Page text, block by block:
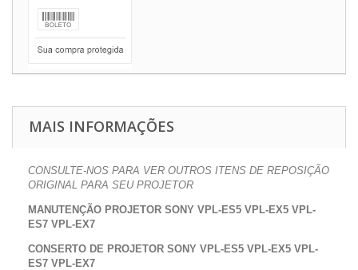
MAIS INFORMAÇÕES
CONSULTE-NOS PARA VER OUTROS ITENS DE REPOSIÇÃO
ORIGINAL PARA SEU PROJETOR
MANUTENÇÃO PROJETOR SONY VPL-ES5 VPL-EX5 VPL-
ES7 VPL-EX7
CONSERTO DE PROJETOR SONY VPL-ES5 VPL-EX5 VPL-
ES7 VPL-EX7